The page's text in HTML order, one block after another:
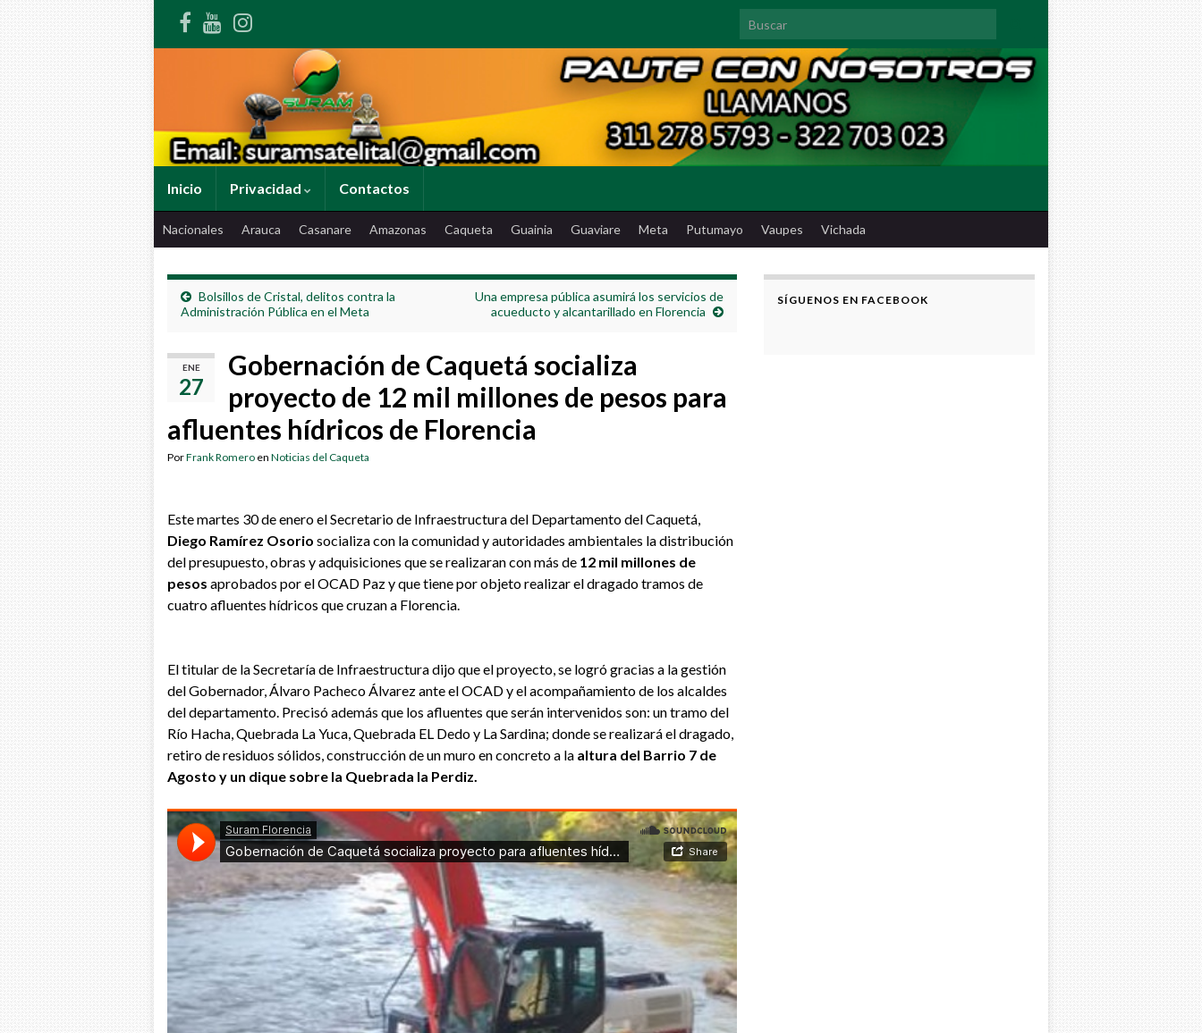
Search for:
Inicio Privacidad Contactos
Nacionales Arauca Casanare Amazonas Caqueta Guainia Guaviare Meta Putumayo Vaupes Vichada
Bolsillos de Cristal, delitos contra la
Administración Pública en el Meta
Una empresa pública asumirá los servicios de
acueducto y alcantarillado en Florencia
ENE
27
Gobernación de Caquetá socializa
proyecto de 12 mil millones de pesos para
afluentes hídricos de Florencia
PorFrank Romero en Noticias del Caqueta
Este martes 30 de enero el Secretario de Infraestructura del Departamento del Caquetá,
Diego Ramírez Osorio socializa con la comunidad y autoridades ambientales la distribución
del presupuesto, obras y adquisiciones que se realizaran con más de 12 mil millones de
pesos aprobados por el OCAD Paz y que tiene por objeto realizar el dragado tramos de
cuatro afluentes hídricos que cruzan a Florencia.
El titular de la Secretaría de Infraestructura dijo que el proyecto, se logró gracias a la gestión
del Gobernador, Álvaro Pacheco Álvarez ante el OCAD y el acompañamiento de los alcaldes
del departamento. Precisó además que los afluentes que serán intervenidos son: un tramo del
Río Hacha, Quebrada La Yuca, Quebrada EL Dedo y La Sardina; donde se realizará el dragado,
retiro de residuos sólidos, construcción de un muro en concreto a la altura del Barrio 7 de
Agosto y un dique sobre la Quebrada la Perdiz.
SÍGUENOS EN FACEBOOK